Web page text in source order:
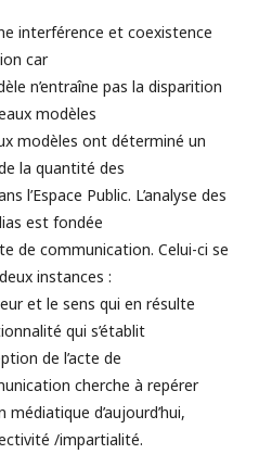
interférence et coexistence
car
n’entraîne pas la disparition
modèles
modèles ont déterminé un
la quantité des
l’Espace Public. L’analyse des
est fondée
de communication. Celui-ci se
instances :
et le sens qui en résulte
qui s’établit
de l’acte de
cherche à repérer
d’aujourd’hui,
/impartialité.